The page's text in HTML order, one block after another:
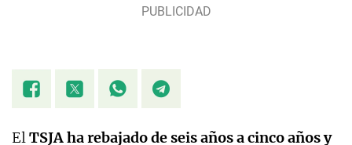
ElTSJAharebajadode seis años a cinco años y